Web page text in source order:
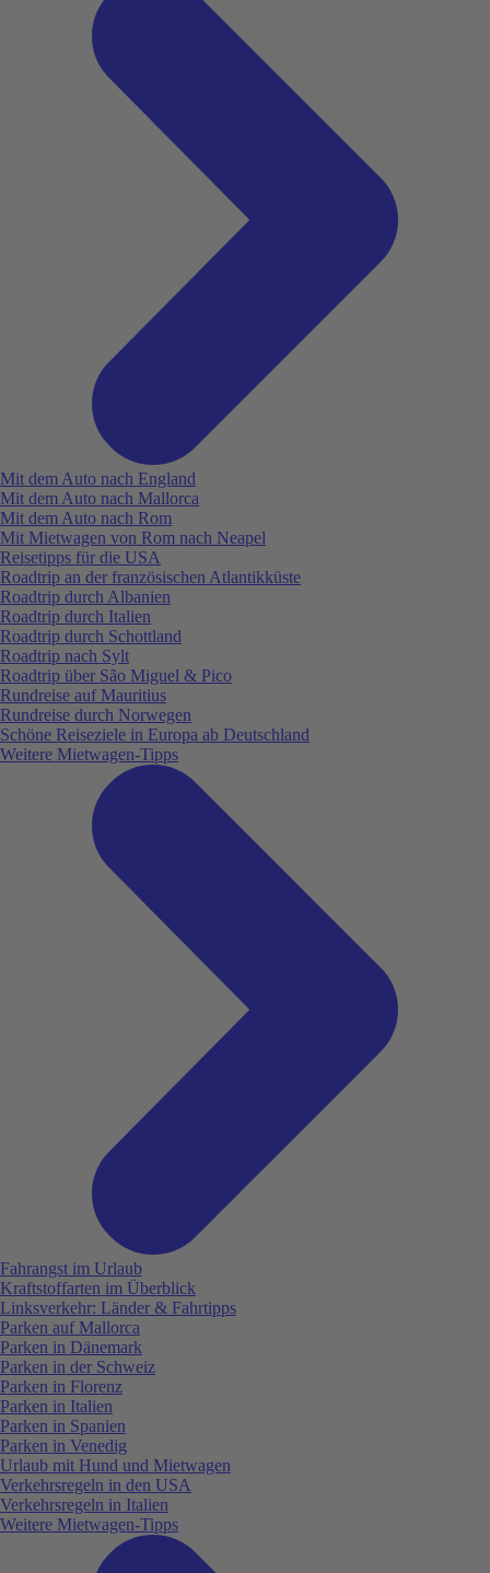
Mit dem Auto nach England
Mit dem Auto nach Mallorca
Mit dem Auto nach Rom
Mit Mietwagen von Rom nach Neapel
Reisetipps für die USA
Roadtrip an der französischen Atlantikküste
Roadtrip durch Albanien
Roadtrip durch Italien
Roadtrip durch Schottland
Roadtrip nach Sylt
Roadtrip über São Miguel & Pico
Rundreise auf Mauritius
Rundreise durch Norwegen
Schöne Reiseziele in Europa ab Deutschland
Weitere Mietwagen-Tipps
Fahrangst im Urlaub
Kraftstoffarten im Überblick
Linksverkehr: Länder & Fahrtipps
Parken auf Mallorca
Parken in Dänemark
Parken in der Schweiz
Parken in Florenz
Parken in Italien
Parken in Spanien
Parken in Venedig
Urlaub mit Hund und Mietwagen
Verkehrsregeln in den USA
Verkehrsregeln in Italien
Weitere Mietwagen-Tipps